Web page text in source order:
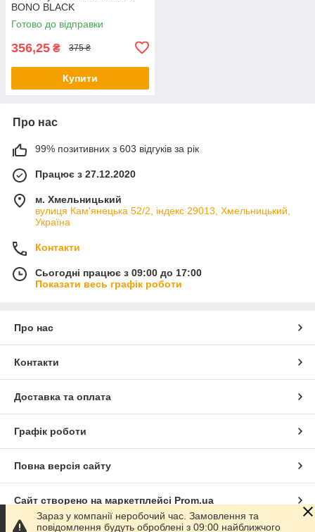
BONO BLACK
Готово до відправки
356,25 ₴ 375 ₴
Купити
Про нас
99% позитивних з 603 відгуків за рік
Працює з 27.12.2020
м. Хмельницький
вулиця Кам'янецька 52/2, індекс 29013, Хмельницький,
Україна
Контакти
Сьогодні працює з 09:00 до 17:00
Показати весь графік роботи
Про нас
Контакти
Доставка та оплата
Графік роботи
Повна версія сайту
Сайт створено на маркетплейсі Prom.ua
Зараз у компанії неробочий час. Замовлення та
повідомлення будуть оброблені з 09:00 найближчого